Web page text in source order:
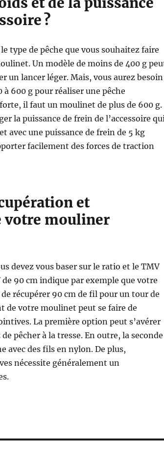
?
type de pêche que vous souhaitez faire
Un modèle de moins de 400 g
un lancer léger. Mais, vous aurez besoin
à 600 g pour réaliser une pêche
il faut un moulinet de plus de 600 g.
la puissance de frein de l’accessoire
avec une puissance de frein de 5 kg
facilement des forces de traction
et
votre mouliner
devez vous baser sur le ratio et le TMV
90 cm indique par exemple que votre
récupérer 90 cm de fil pour un tour de
de votre moulinet peut se faire de
La première option peut s’avérer
pêcher à la tresse. En outre, la seconde
avec des fils en nylon. De plus,
nécessite généralement un